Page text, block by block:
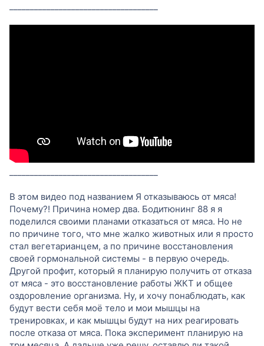
В этом видео под названием Я отказываюсь от мяса!
Почему?! Причина номер два. Бодитюнинг 88 я я
поделился своими планами отказаться от мяса. Но не
по причине того, что мне жалко животных или я просто
стал вегетарианцем, а по причине восстановления
своей гормональной системы - в первую очередь.
Другой профит, который я планирую получить от отказа
от мяса - это восстановление работы ЖКТ и общее
оздоровление организма. Ну, и хочу понаблюдать, как
будут вести себя моё тело и мои мышцы на
тренировках, и как мышцы будут на них реагировать
после отказа от мяса. Пока эксперимент планирую на